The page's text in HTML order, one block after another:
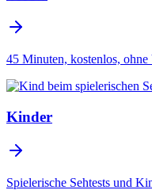
45 Minuten, kostenlos,
Kinder
Spielerische Sehtests und